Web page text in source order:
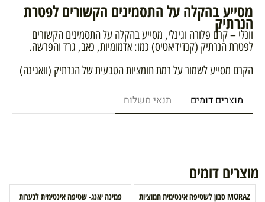
מסייע בהקלה על התסמינים הקשורים לפטרת
הנרתיק
וונלי – קרם פלורה וגינלי, מסייע בהקלה על התסמינים הקשורים
לפטרת הנרתיק (קנדידיאטיס) כמו: אדמומיות, כאב, גרד והפרשה.
הקרם מסייע לשמור על רמת חומציות הטבעית של הנרתיק (וואגינה)
מוצרים דומים תנאי משלוח
מוצרים דומים
MORAZ סבון לשטיפה אינטימית חמוציות
פמינה יאנג- שטיפה אינטימית לנערות